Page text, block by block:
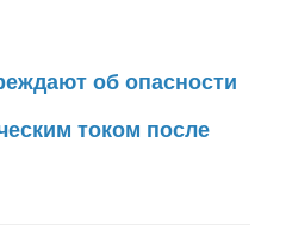
об опасности
током после